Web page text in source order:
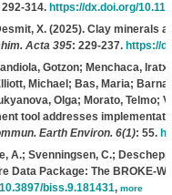
314. https://dx.doi.org/
X.(2025). Clay minerals
Acta 395: 229-237. https://
Gotzon; Menchaca,
Michael; Bas, Maria;
Olga; Morato, Telmo;
tool addresses
Earth Environ. 6(1): 55.
A.; Svenningsen, C.;
Data Package: The BROKE-
biss.9.181431, more